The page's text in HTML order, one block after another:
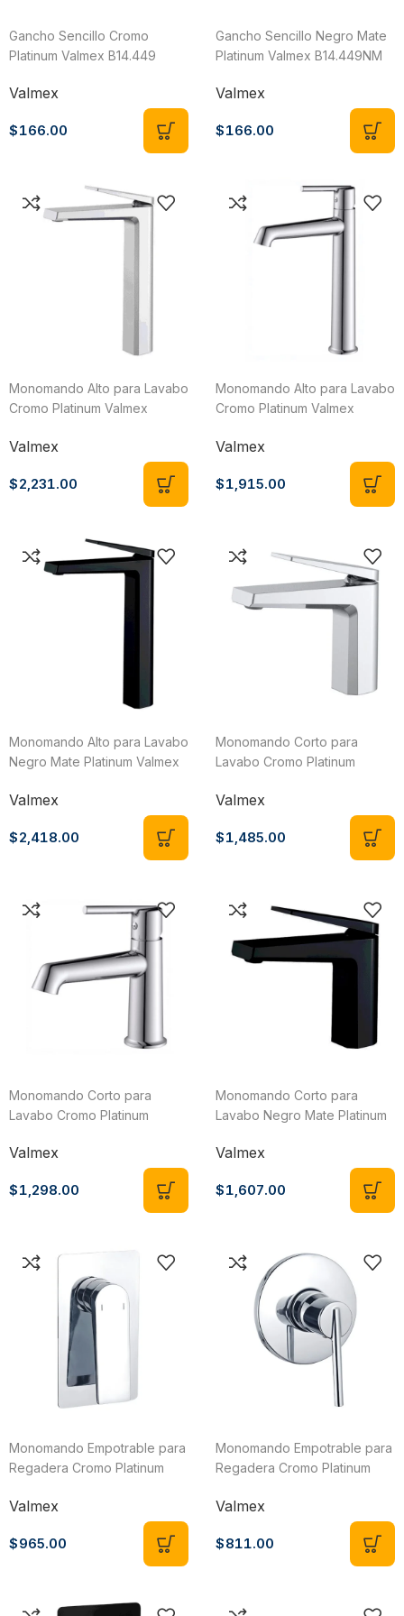
Gancho Sencillo Cromo
Platinum Valmex B14.449
Valmex
$166.00
Gancho Sencillo Negro Mate
Platinum Valmex B14.449NM
Valmex
$166.00
Monomando Alto para Lavabo
Cromo Platinum Valmex
Valmex
$2,231.00
Monomando Alto para Lavabo
Cromo Platinum Valmex
Valmex
$1,915.00
Monomando Alto para Lavabo
Negro Mate Platinum Valmex
Valmex
$2,418.00
Monomando Corto para
Lavabo Cromo Platinum
Valmex
$1,485.00
Monomando Corto para
Lavabo Cromo Platinum
Valmex
$1,298.00
Monomando Corto para
Lavabo Negro Mate Platinum
Valmex
$1,607.00
Monomando Empotrable para
Regadera Cromo Platinum
Valmex
$965.00
Monomando Empotrable para
Regadera Cromo Platinum
Valmex
$811.00